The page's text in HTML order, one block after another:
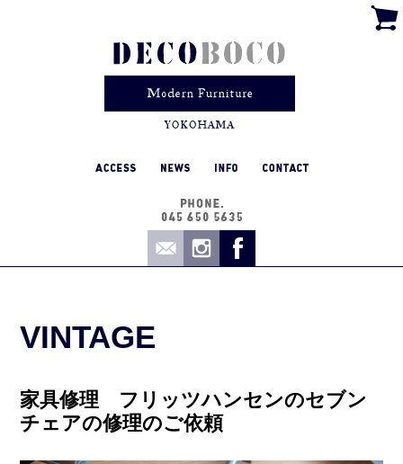
VINTAGE
家具修理 フリッツハンセンのセブン
チェアの修理のご依頼